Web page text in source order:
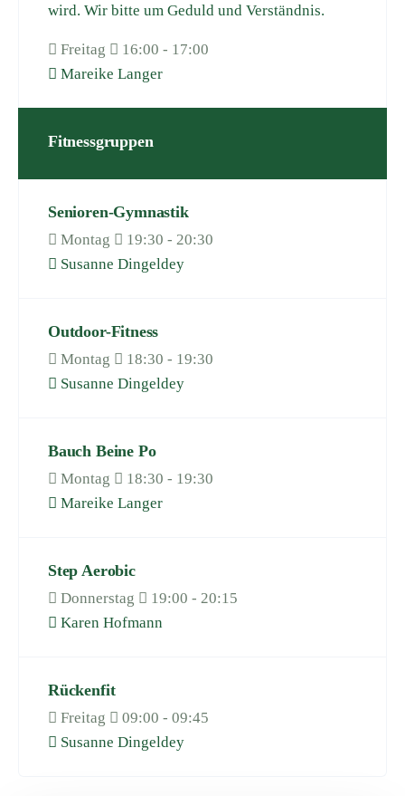
wird. Wir bitte um Geduld und Verständnis.
Freitag
16:00 - 17:00
Mareike Langer
Fitnessgruppen
Senioren-Gymnastik
Montag
19:30 - 20:30
Susanne Dingeldey
Outdoor-Fitness
Montag
18:30 - 19:30
Susanne Dingeldey
Bauch Beine Po
Montag
18:30 - 19:30
Mareike Langer
Step Aerobic
Donnerstag
19:00 - 20:15
Karen Hofmann
Rückenfit
Freitag
09:00 - 09:45
Susanne Dingeldey